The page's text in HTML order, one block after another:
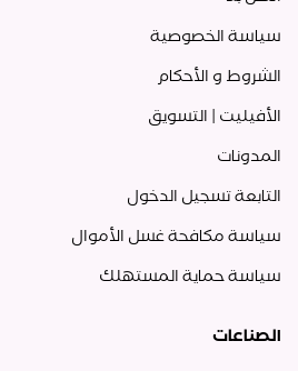
سياسة الخصوصية
الشروط و الأحكام
الأفيليت | التسويق
المدونات
التابعة تسجيل الدخول
سياسة مكافحة غسل الأموال
سياسة حماية المستهلك
الصناعات